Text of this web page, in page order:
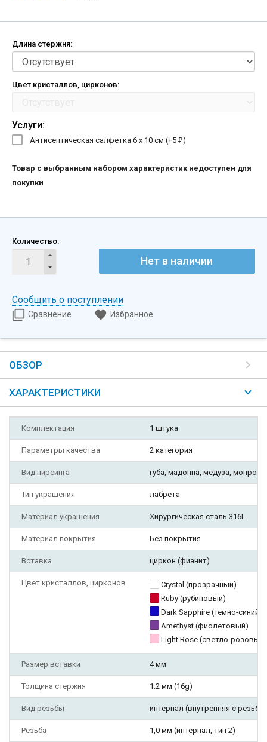
Длина стержня:
Цвет кристаллов, цирконов:
Услуги:
Антисептическая салфетка 6 х 10 см (+5 ₽)
Товар с выбранным набором характеристик недоступен для
покупки
Количество:
Нет в наличии
Сообщить о поступлении
Сравнение Избранное
ОБЗОР
ХАРАКТЕРИСТИКИ
Комплектация 1 штука
Параметры качества 2 категория
Вид пирсинга губа, мадонна, медуза, монро,
Тип украшения лабрета
Материал украшения Хирургическая сталь 316L
Материал покрытия Без покрытия
Вставка циркон (фианит)
Цвет кристаллов, цирконов
Crystal (прозрачный)
Ruby (рубиновый)
Dark Sapphire (темно-синий)
Amethyst (фиолетовый)
Light Rose (светло-розовый)
Размер вставки 4 мм
Толщина стержня 1.2 мм (16g)
Вид резьбы интернал (внутренняя с
Резьба 1,0 мм (интернал, тип 2)